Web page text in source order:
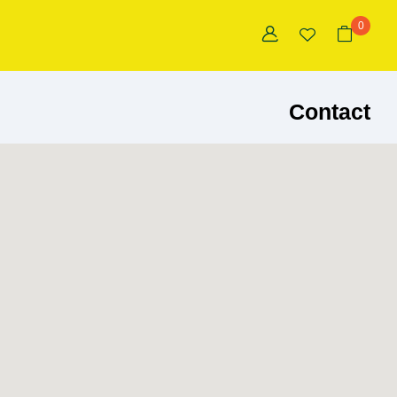
0
Contact